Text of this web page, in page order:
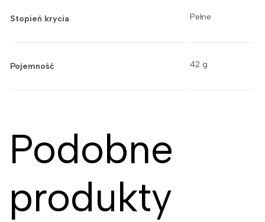
Stopień krycia Pełne
Pojemność 42 g
Podobne
produkty